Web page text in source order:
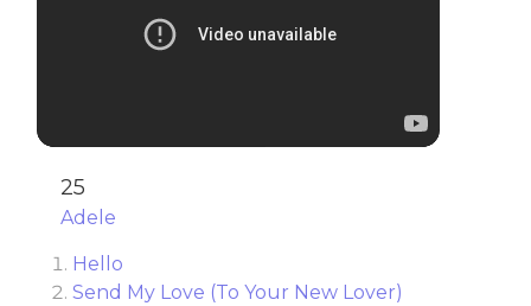
25
Adele
Hello
Send My Love (To Your New Lover)